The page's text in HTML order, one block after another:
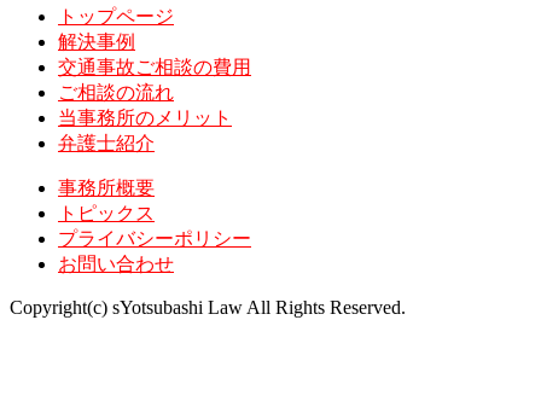
トップページ
解決事例
交通事故ご相談の費用
ご相談の流れ
当事務所のメリット
弁護士紹介
事務所概要
トピックス
プライバシーポリシー
お問い合わせ
Copyright(c) sYotsubashi Law All Rights Reserved.